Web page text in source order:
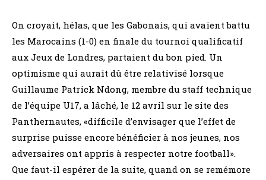
On croyait, hélas, que les Gabonais, qui avaient battu
les Marocains (1-0) en finale du tournoi qualificatif
aux Jeux de Londres, partaient du bon pied. Un
optimisme qui aurait dû être relativisé lorsque
Guillaume Patrick Ndong, membre du staff technique
de l’équipe U17, a lâché, le 12 avril sur le site des
Panthernautes, «difficile d’envisager que l’effet de
surprise puisse encore bénéficier à nos jeunes, nos
adversaires ont appris à respecter notre football».
Que faut-il espérer de la suite, quand on se remémore